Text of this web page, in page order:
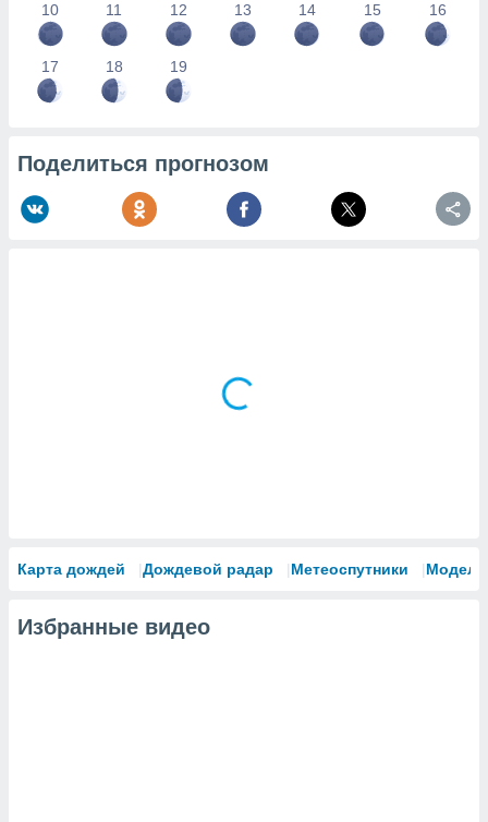
10 11 12 13 14 15 16
17 18 19
Поделиться прогнозом
Карта дождей Дождевой радар Метеоспутники Модели
Избранные видео